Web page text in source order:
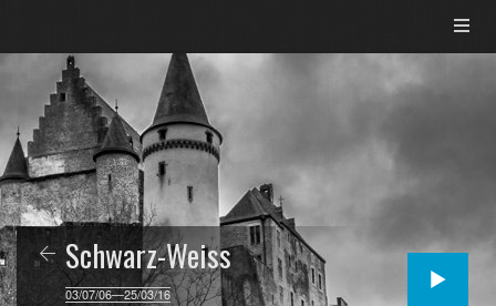
Schwarz-Weiss
03/07/06—25/03/16